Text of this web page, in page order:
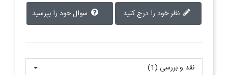
سوال خود را بپرسید
نقد و بررسی‌‌ (1)